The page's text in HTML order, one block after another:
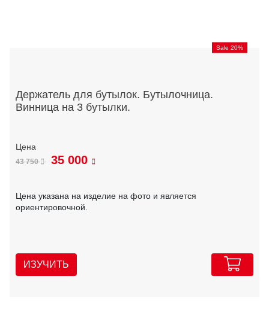
Sale 20%
Держатель для бутылок. Бутылочница.
Винница на 3 бутылки.
43 750 35 000
Цена указана на изделие на фото и является
ориентировочной.
ИЗУЧИТЬ